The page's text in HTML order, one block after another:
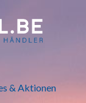
& Aktionen